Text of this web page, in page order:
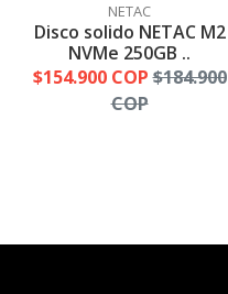
NETAC
Disco solido NETAC M2
NVMe 250GB ..
$154.900 COP $184.900
COP